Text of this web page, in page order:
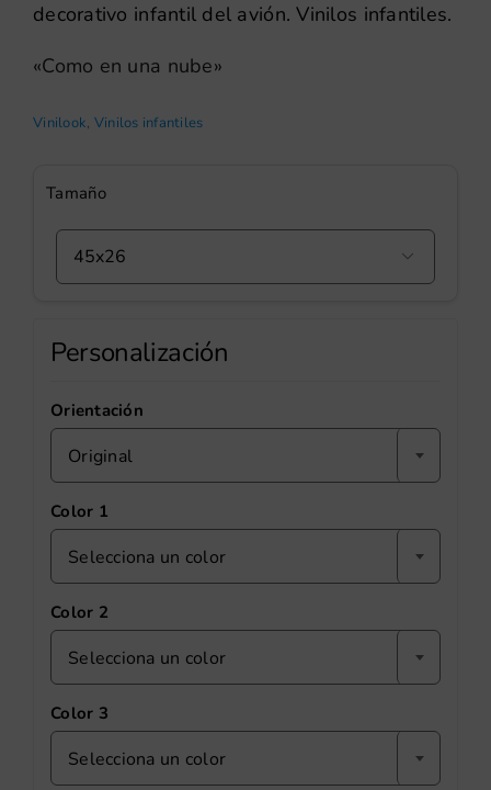
decorativo infantil del avión. Vinilos infantiles.
«Como en una nube»
Vinilook, Vinilos infantiles
Tamaño

Personalización
Orientación
Original
Color 1
Selecciona un color
Color 2
Selecciona un color
Color 3
Selecciona un color